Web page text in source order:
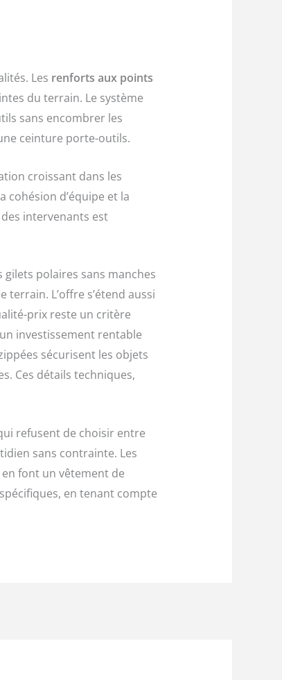
Les renforts aux points
du terrain. Le système
sans encombrer les
ceinture porte-outils.
croissant dans les
d’équipe et la
intervenants est
polaires sans manches
L’offre s’étend aussi
prix reste un critère
investissement rentable
sécurisent les objets
Ces détails techniques,
refusent de choisir entre
sans contrainte. Les
font un vêtement de
en tenant compte